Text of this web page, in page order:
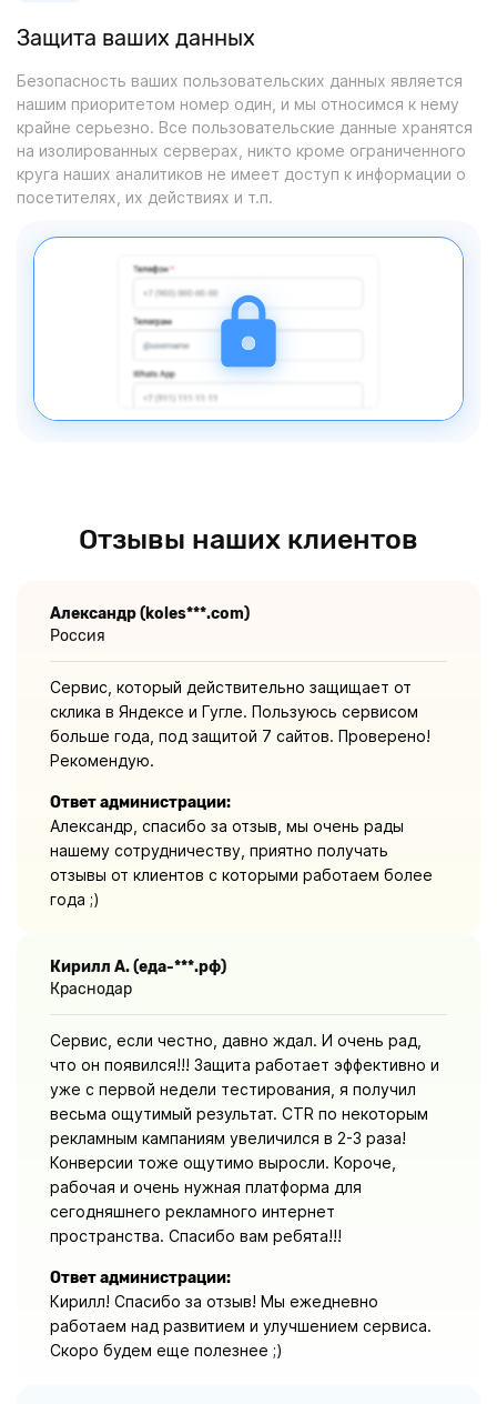
Защита ваших данных
Безопасность ваших пользовательских данных является
нашим приоритетом номер один, и мы относимся к нему
крайне серьезно. Все пользовательские данные хранятся
на изолированных серверах, никто кроме ограниченного
круга наших аналитиков не имеет доступ к информации о
посетителях, их действиях и т.п.
Отзывы наших клиентов
Александр (koles***.com)
Россия
Сервис, который действительно защищает от
склика в Яндексе и Гугле. Пользуюсь сервисом
больше года, под защитой 7 сайтов. Проверено!
Рекомендую.
Ответ администрации:
Александр, спасибо за отзыв, мы очень рады
нашему сотрудничеству, приятно получать
отзывы от клиентов с которыми работаем более
года ;)
Кирилл А. (еда-***.рф)
Краснодар
Сервис, если честно, давно ждал. И очень рад,
что он появился!!! Защита работает эффективно и
уже с первой недели тестирования, я получил
весьма ощутимый результат. CTR по некоторым
рекламным кампаниям увеличился в 2-3 раза!
Конверсии тоже ощутимо выросли. Короче,
рабочая и очень нужная платформа для
сегодняшнего рекламного интернет
пространства. Спасибо вам ребята!!!
Ответ администрации:
Кирилл! Спасибо за отзыв! Мы ежедневно
работаем над развитием и улучшением сервиса.
Скоро будем еще полезнее ;)